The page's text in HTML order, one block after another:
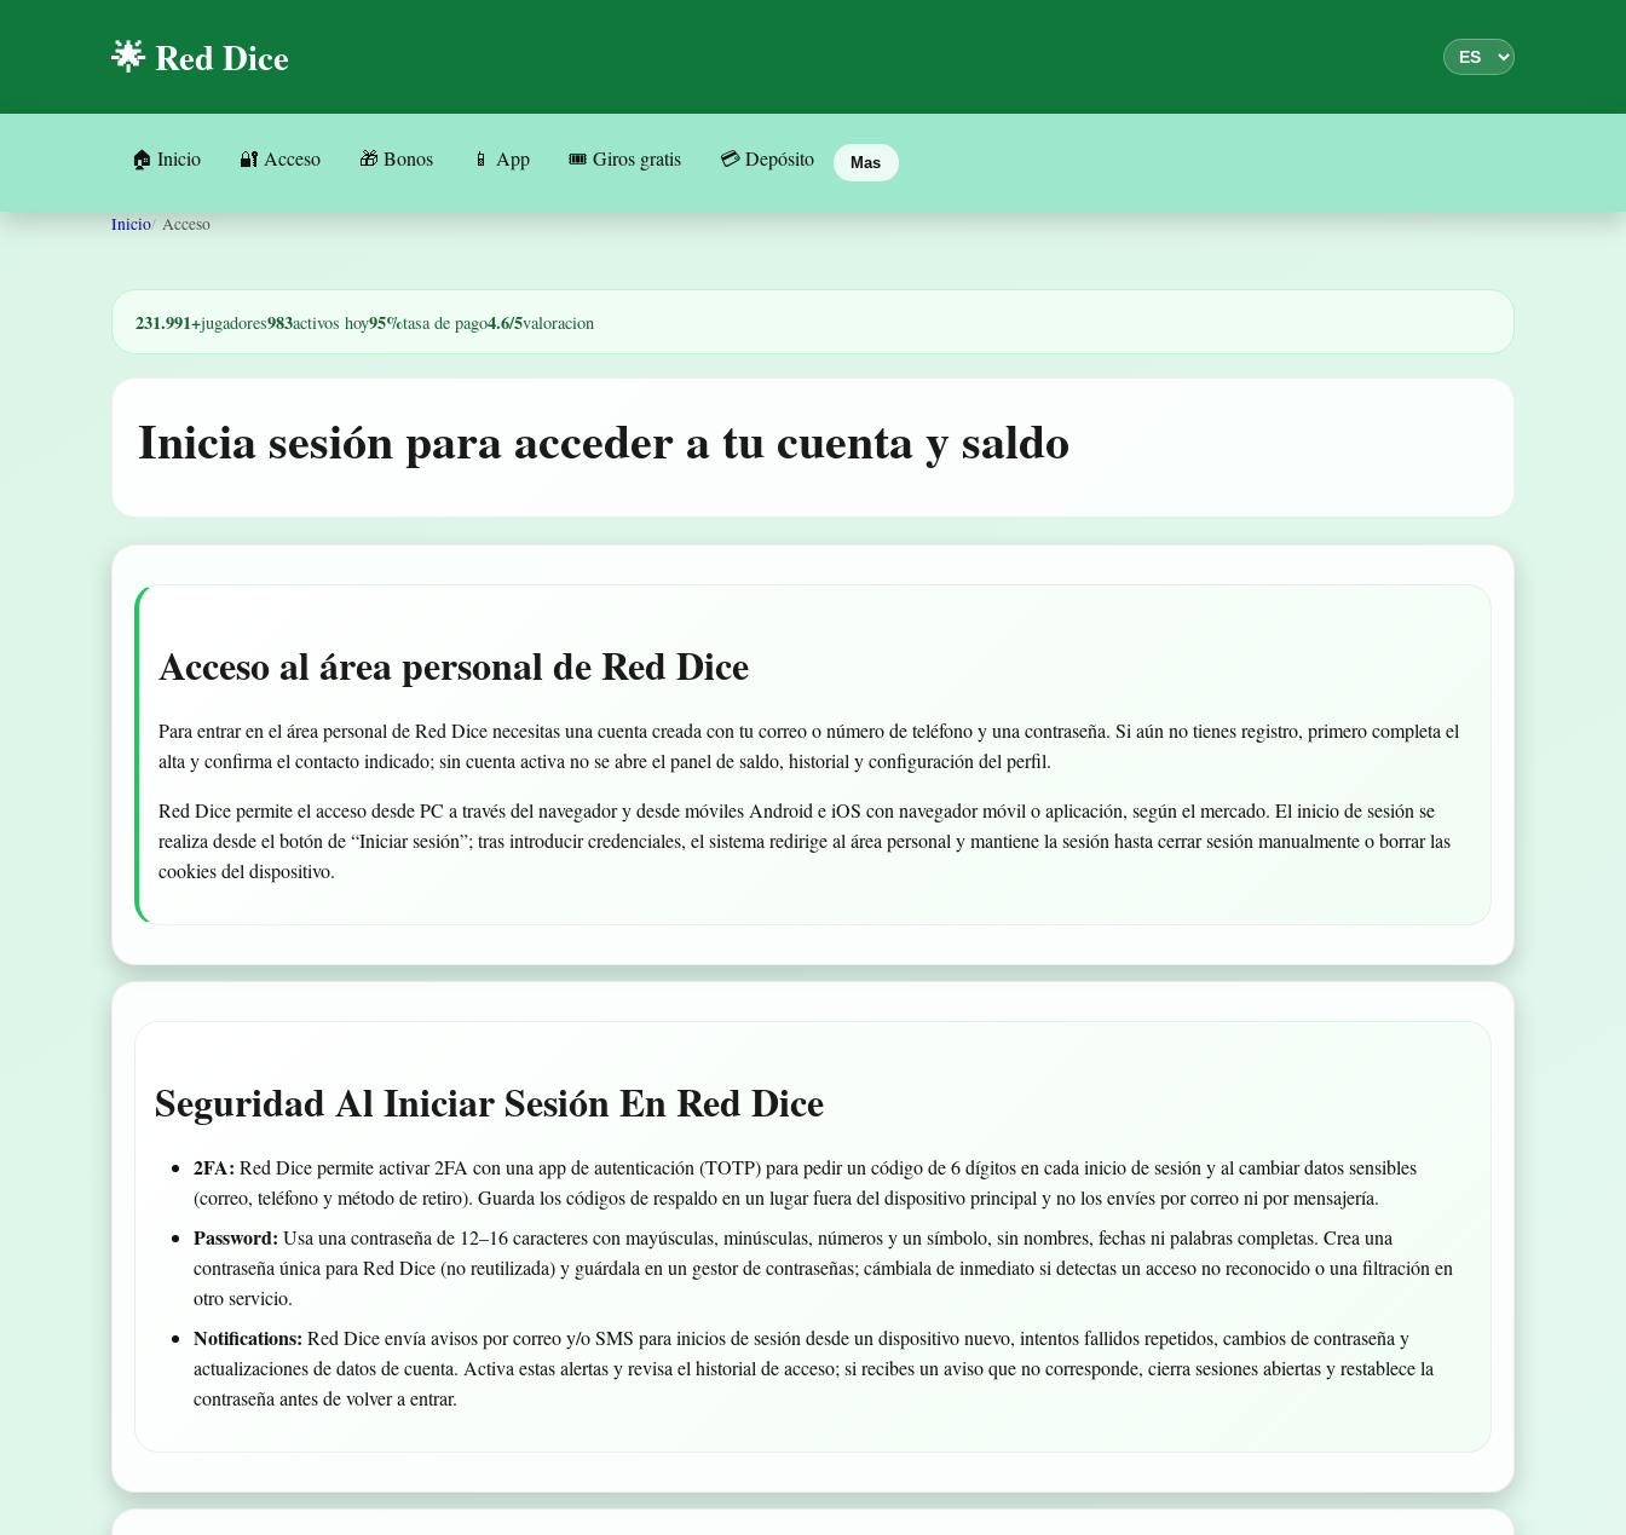
🌟 Red Dice
🏠 Inicio 🔐 Acceso 🎁 Bonos 📱 App 🎟️ Giros gratis 💳 Depósito Mas
Inicio Acceso
231.991+jugadores983activos hoy95%tasa de pago4.6/5valoracion
Inicia sesión para acceder a tu cuenta y saldo
Acceso al área personal de Red Dice
Para entrar en el área personal de Red Dice necesitas una cuenta creada con tu correo o número de teléfono y una contraseña. Si aún no tienes registro, primero completa el
alta y confirma el contacto indicado; sin cuenta activa no se abre el panel de saldo, historial y configuración del perfil.
Red Dice permite el acceso desde PC a través del navegador y desde móviles Android e iOS con navegador móvil o aplicación, según el mercado. El inicio de sesión se
realiza desde el botón de “Iniciar sesión”; tras introducir credenciales, el sistema redirige al área personal y mantiene la sesión hasta cerrar sesión manualmente o borrar las
cookies del dispositivo.
Seguridad Al Iniciar Sesión En Red Dice
2FA: Red Dice permite activar 2FA con una app de autenticación (TOTP) para pedir un código de 6 dígitos en cada inicio de sesión y al cambiar datos sensibles
(correo, teléfono y método de retiro). Guarda los códigos de respaldo en un lugar fuera del dispositivo principal y no los envíes por correo ni por mensajería.
Password: Usa una contraseña de 12–16 caracteres con mayúsculas, minúsculas, números y un símbolo, sin nombres, fechas ni palabras completas. Crea una
contraseña única para Red Dice (no reutilizada) y guárdala en un gestor de contraseñas; cámbiala de inmediato si detectas un acceso no reconocido o una filtración en
otro servicio.
Notifications: Red Dice envía avisos por correo y/o SMS para inicios de sesión desde un dispositivo nuevo, intentos fallidos repetidos, cambios de contraseña y
actualizaciones de datos de cuenta. Activa estas alertas y revisa el historial de acceso; si recibes un aviso que no corresponde, cierra sesiones abiertas y restablece la
contraseña antes de volver a entrar.